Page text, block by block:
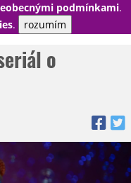
podmínkami.
. rozumím
PŘIHLÁSIT
o